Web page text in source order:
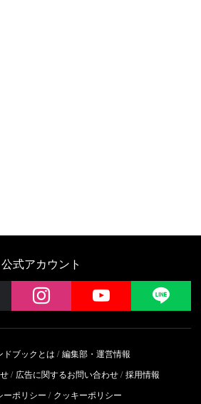
公式アカウント
instagram YouTube
ドブックとは
編集部・運営情報
広告に関するお問い合わせ 採用情報
ーポリシー
クッキーポリシー